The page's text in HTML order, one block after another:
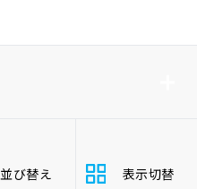
並び替え 表示切替